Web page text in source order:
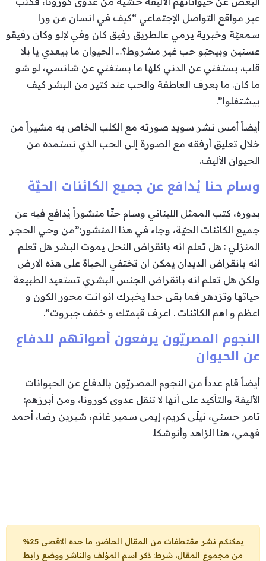
عبر مواقع التواصل الإجتماعي “كيف في انسان من ورا
سمعيّة وخبرية يرمي عالطريق رفيق كان وفي لإلو وكان رفيقو
عسنين وبيحبّو حب غير مشروط؟… الحيوان ما بيعدي يا بلا
قلب. بستغني عن الدني كلها ما بستغني عن شانسي، لو شو
ما كان. ما بعرف العاطفة والحب عند كتير من البشر كيف
بيشتغلوا”.
أيضاً أمس نشر سويد صورته مع الكلب الخاص به مشيراً من
خلال تعليق أرفقه مع الصورة إلى الحب الذي نستمده من
الحيوان الأليف.
وسام حنا يُدافع عن جميع الكائنات الحيّة
بدوره، كتب الممثل اللبناني وسام حنّا منشوراً يُدافع فيه عن
جميع الكائنات الحيّة، وجاء في هذا المنشور:”من وحي الحجر
المنزلي : هل تعلم انه بانقراض النحل يموت البشر هل تعلم
انه بانقراض الديدان يمكن ان تختفي الحياة على هذه الارض
ولكن هل تعلم انه بانقراض الجنس البشري تستعيد الطبيعة
حياتها وتزدهر فما بقى حدا يخبرك انو انت محور الكون و
اعظم و اهم الكائنات . اعرف قيمتك و خفف جبروت”.
النجوم المصريّون يرفعون أصواتهم للدفاع
عن الحيوان
أيضاً قام عدداً من النجوم المصريّون بالدفاع عن الحيوانات
الأليفة والتأكيد على أنها لا تنقل عدوى كورونا، ومن أبرزهم:
تامر حسني، نيلّى كريم، إيمى سمير غانم، شيرين رضا، أحمد
فهمي، هنا الزاهد وأنوشكا.
يمكنكم نشر مقتطفات من المقال الحاضر، ما حده الاقصى 25%
من مجموع المقال، شرط: ذكر اسم المؤلف والناشر ووضع رابط